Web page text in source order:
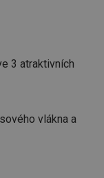
3 atraktivních
vlákna a